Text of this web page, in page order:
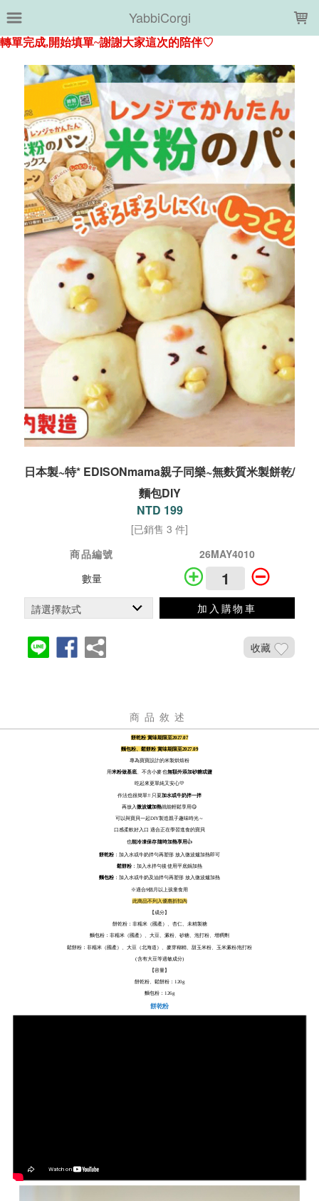
YabbiCorgi
日本製~特* EDISONmama親子同樂~無麩質米製餅乾/
麵包DIY
NTD 199
[已銷售 3 件]
商品編號
26MAY4010
數量
加入購物車
收藏
商品敘述